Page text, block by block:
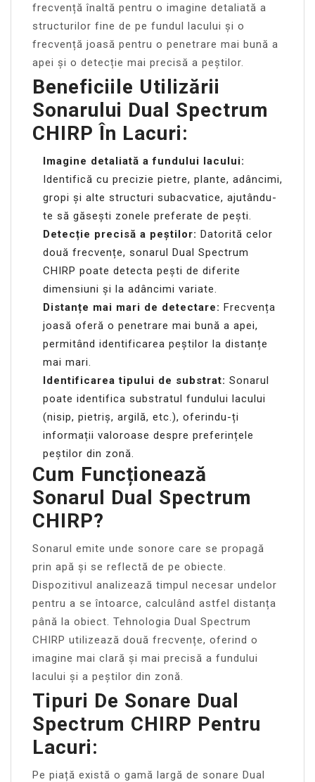
frecvență înaltă pentru o imagine detaliată a
structurilor fine de pe fundul lacului și o
frecvență joasă pentru o penetrare mai bună a
apei și o detecție mai precisă a peștilor.
Beneficiile Utilizării
Sonarului Dual Spectrum
CHIRP În Lacuri:
Imagine detaliată a fundului lacului:
Identifică cu precizie pietre, plante, adâncimi,
gropi și alte structuri subacvatice, ajutându-
te să găsești zonele preferate de pești.
Detecție precisă a peștilor: Datorită celor
două frecvențe, sonarul Dual Spectrum
CHIRP poate detecta pești de diferite
dimensiuni și la adâncimi variate.
Distanțe mai mari de detectare: Frecvența
joasă oferă o penetrare mai bună a apei,
permitând identificarea peștilor la distanțe
mai mari.
Identificarea tipului de substrat: Sonarul
poate identifica substratul fundului lacului
(nisip, pietriș, argilă, etc.), oferindu-ți
informații valoroase despre preferințele
peștilor din zonă.
Cum Funcționează
Sonarul Dual Spectrum
CHIRP?
Sonarul emite unde sonore care se propagă
prin apă și se reflectă de pe obiecte.
Dispozitivul analizează timpul necesar undelor
pentru a se întoarce, calculând astfel distanța
până la obiect. Tehnologia Dual Spectrum
CHIRP utilizează două frecvențe, oferind o
imagine mai clară și mai precisă a fundului
lacului și a peștilor din zonă.
Tipuri De Sonare Dual
Spectrum CHIRP Pentru
Lacuri:
Pe piață există o gamă largă de sonare Dual